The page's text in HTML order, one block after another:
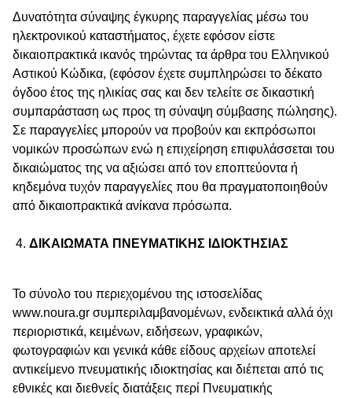
Δυνατότητα σύναψης έγκυρης παραγγελίας μέσω του
ηλεκτρονικού καταστήματος, έχετε εφόσον είστε
δικαιοπρακτικά ικανός τηρώντας τα άρθρα του Ελληνικού
Αστικού Κώδικα, (εφόσον έχετε συμπληρώσει το δέκατο
όγδοο έτος της ηλικίας σας και δεν τελείτε σε δικαστική
συμπαράσταση ως προς τη σύναψη σύμβασης πώλησης).
Σε παραγγελίες μπορούν να προβούν και εκπρόσωποι
νομικών προσώπων ενώ η επιχείρηση επιφυλάσσεται του
δικαιώματος της να αξιώσει από τον εποπτεύοντα ή
κηδεμόνα τυχόν παραγγελίες που θα πραγματοποιηθούν
από δικαιοπρακτικά ανίκανα πρόσωπα.
ΔΙΚΑΙΩΜΑΤΑ ΠΝΕΥΜΑΤΙΚΗΣ ΙΔΙΟΚΤΗΣΙΑΣ
Το σύνολο του περιεχομένου της ιστοσελίδας
www.noura.gr συμπεριλαμβανομένων, ενδεικτικά αλλά όχι
περιοριστικά, κειμένων, ειδήσεων, γραφικών,
φωτογραφιών και γενικά κάθε είδους αρχείων αποτελεί
αντικείμενο πνευματικής ιδιοκτησίας και διέπεται από τις
εθνικές και διεθνείς διατάξεις περί Πνευματικής